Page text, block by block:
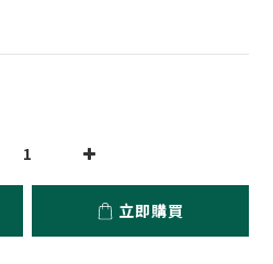
立即購買